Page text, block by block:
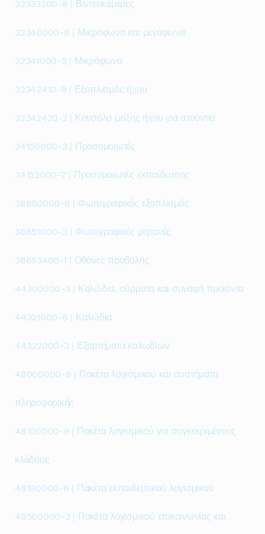
32333200-8 | Βιντεοκάμερες
32340000-8 | Μικρόφωνα και μεγάφωνα
32341000-5 | Μικρόφωνα
32342410-9 | Εξοπλισμός ήχου
32342420-2 | Κονσόλα μείξης ήχου για στούντιο
34150000-3 | Προσομοιωτές
34152000-7 | Προσομοιωτές εκπαίδευσης
38650000-6 | Φωτογραφικός εξοπλισμός
38651000-3 | Φωτογραφικές μηχανές
38653400-1 | Οθόνες προβολής
44300000-3 | Καλώδια, σύρματα και συναφή προϊόντα
44321000-6 | Καλώδια
44322000-3 | Εξαρτήματα καλωδίων
48000000-8 | Πακέτα λογισμικού και συστήματα
πληροφορικής
48100000-9 | Πακέτα λογισμικού για συγκεκριμένους
κλάδους
48190000-6 | Πακέτα εκπαιδευτικού λογισμικού
48500000-3 | Πακέτα λογισμικού επικοινωνίας και